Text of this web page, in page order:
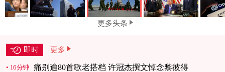
更多头条
即时 更多
16分钟 痛别逾80首歌老搭档 许冠杰撰文悼念黎彼得